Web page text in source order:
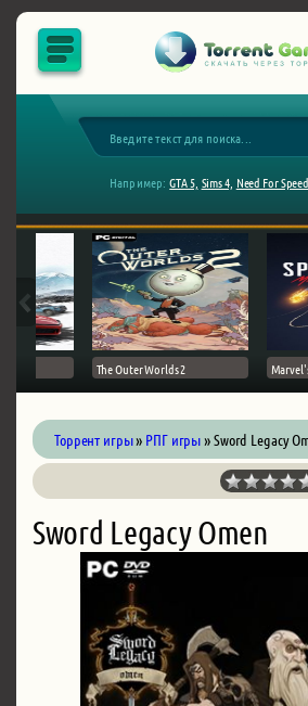
Например: GTA 5, Sims 4, Need For Speed
The Outer Worlds 2
Торрент игры» РПГ игры» Sword Legacy
Sword Legacy Omen